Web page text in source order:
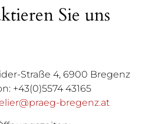
Sie uns
Straße 4, 6900 Bregenz
+43(0)5574 43165
bregenz.at